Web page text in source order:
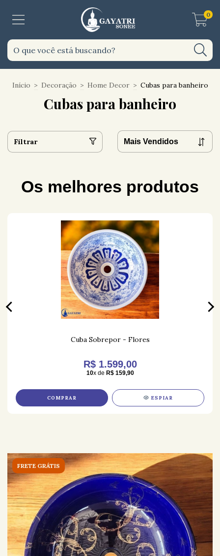
0
Início > Decoração > Home Decor > Cubas para banheiro
Cubas para banheiro
Filtrar
Os melhores produtos
Cuba Sobrepor - Flores
R$ 1.599,00
10x de R$ 159,90
COMPRAR ESPIAR
FRETE GRÁTIS